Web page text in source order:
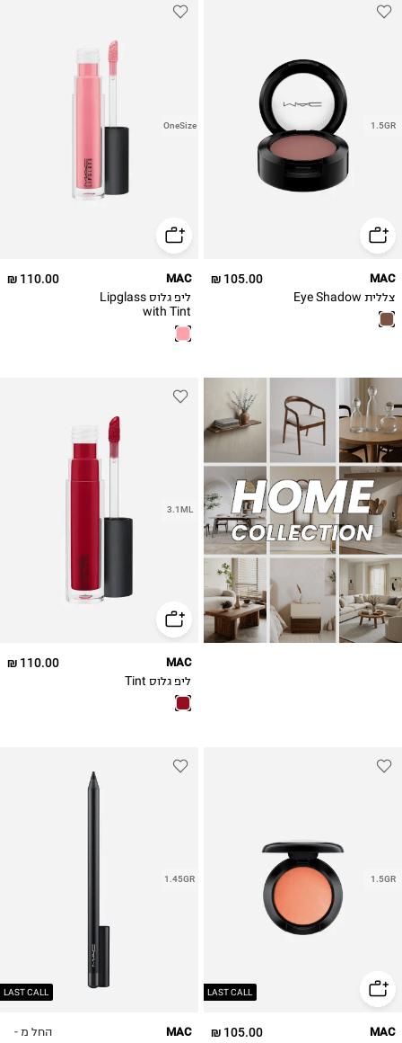
1.5GR
105.00 ₪ MAC
צללית Eye Shadow
OneSize
110.00 ₪ MAC
ליפ גלוס Lipglass
with Tint
3.1ML
110.00 ₪ MAC
ליפ גלוס Tint
LAST CALL
1.5GR
105.00 ₪ MAC
LAST CALL
1.45GR
החל מ -
MAC